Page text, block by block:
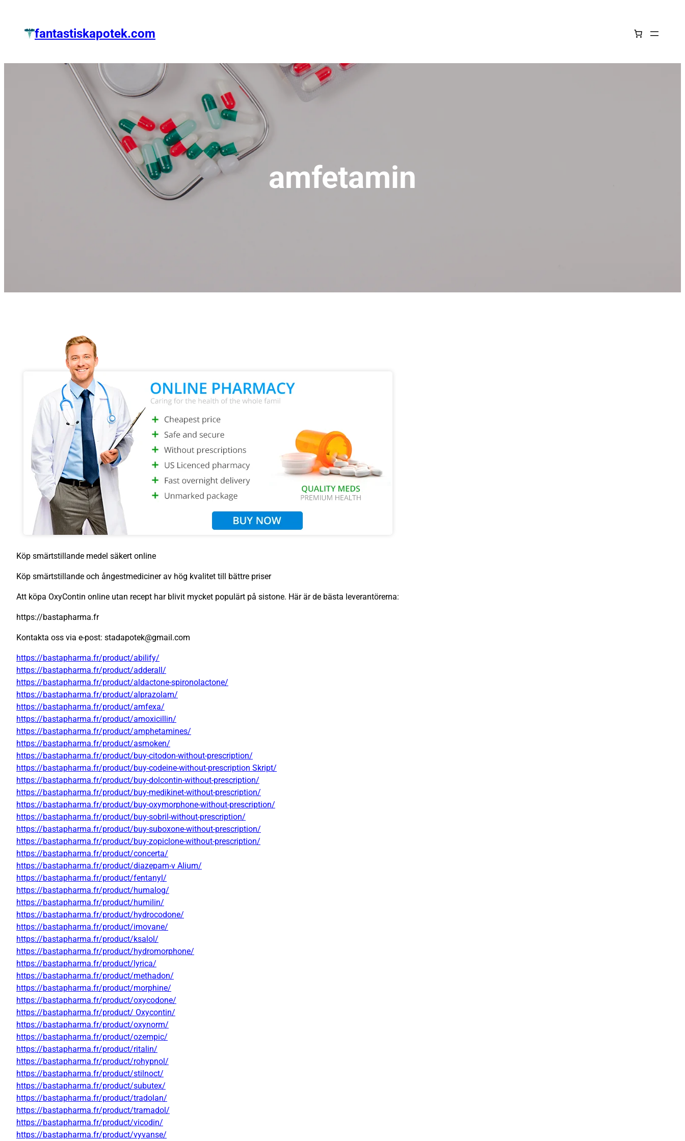
springenfantastiskapotek.com
amfetamin
Köp smärtstillande medel säkert online
Köp smärtstillande och ångestmediciner av hög kvalitet till bättre priser
Att köpa OxyContin online utan recept har blivit mycket populärt på sistone. Här är de bästa leverantörerna:
https://bastapharma.fr
Kontakta oss via e-post: stadapotek@gmail.com
https://bastapharma.fr/product/abilify/
https://bastapharma.fr/product/adderall/
https://bastapharma.fr/product/aldactone-spironolactone/
https://bastapharma.fr/product/alprazolam/
https://bastapharma.fr/product/amfexa/
https://bastapharma.fr/product/amoxicillin/
https://bastapharma.fr/product/amphetamines/
https://bastapharma.fr/product/asmoken/
https://bastapharma.fr/product/buy-citodon-without-prescription/
https://bastapharma.fr/product/buy-codeine-without-prescription Skript/
https://bastapharma.fr/product/buy-dolcontin-without-prescription/
https://bastapharma.fr/product/buy-medikinet-without-prescription/
https://bastapharma.fr/product/buy-oxymorphone-without-prescription/
https://bastapharma.fr/product/buy-sobril-without-prescription/
https://bastapharma.fr/product/buy-suboxone-without-prescription/
https://bastapharma.fr/product/buy-zopiclone-without-prescription/
https://bastapharma.fr/product/concerta/
https://bastapharma.fr/product/diazepam-v Alium/
https://bastapharma.fr/product/fentanyl/
https://bastapharma.fr/product/humalog/
https://bastapharma.fr/product/humilin/
https://bastapharma.fr/product/hydrocodone/
https://bastapharma.fr/product/imovane/
https://bastapharma.fr/product/ksalol/
https://bastapharma.fr/product/hydromorphone/
https://bastapharma.fr/product/lyrica/
https://bastapharma.fr/product/methadon/
https://bastapharma.fr/product/morphine/
https://bastapharma.fr/product/oxycodone/
https://bastapharma.fr/product/ Oxycontin/
https://bastapharma.fr/product/oxynorm/
https://bastapharma.fr/product/ozempic/
https://bastapharma.fr/product/ritalin/
https://bastapharma.fr/product/rohypnol/
https://bastapharma.fr/product/stilnoct/
https://bastapharma.fr/product/subutex/
https://bastapharma.fr/product/tradolan/
https://bastapharma.fr/product/tramadol/
https://bastapharma.fr/product/vicodin/
https://bastapharma.fr/product/vyvanse/